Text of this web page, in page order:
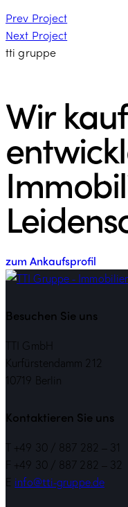
Prev Project
Next Project
tti gruppe
Wir
zum Ankaufsprofil
Besuchen Sie uns
TTI GmbH
Kurfürstendamm 212
10719 Berlin
Kontaktieren Sie uns
T +49 30 / 887 282 – 31
F +49 30 / 887 282 – 32
E info@tti-gruppe.de